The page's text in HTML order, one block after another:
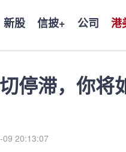
新股 信披+ 公司 港
停滞，你将
09 20:13:07